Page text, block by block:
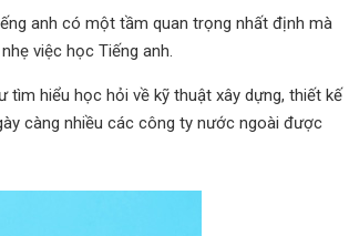
anh có một tầm quan trọng nhất định mà
việc học Tiếng anh.
hiểu học hỏi về kỹ thuật xây dựng, thiết kế
càng nhiều các công ty nước ngoài được